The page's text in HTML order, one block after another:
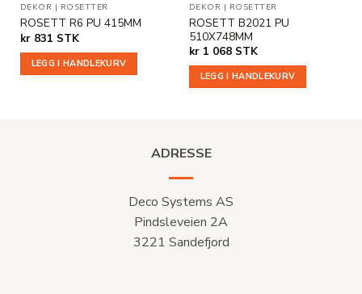
DEKOR | ROSETTER
ROSETT R6 PU 415MM
kr831 STK
LEGG I HANDLEKURV
DEKOR | ROSETTER
ROSETT B2021 PU
510X748MM
kr1 068 STK
LEGG I HANDLEKURV
ADRESSE
Deco Systems AS
Pindsleveien 2A
3221 Sandefjord